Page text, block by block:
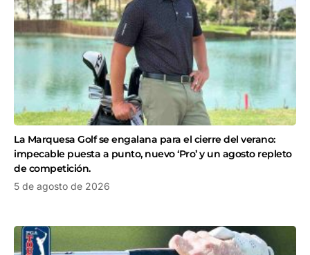
La Marquesa Golf se engalana para el cierre del verano:
impecable puesta a punto, nuevo ‘Pro’ y un agosto repleto
de competición.
5 de agosto de 2026